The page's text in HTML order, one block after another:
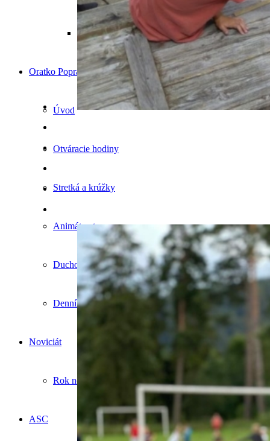
Blízka minulosť
Oratko Poprad – Juh
Úvod
Otváracie hodiny
Stretká a krúžky
Animátorstvo
Duchovné ponuky
Denník Popradského Animátora
Noviciát
Rok noviciátu
ASC